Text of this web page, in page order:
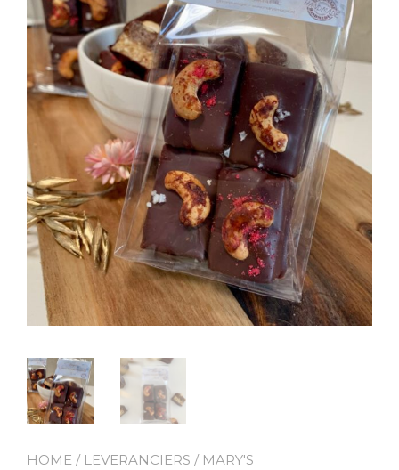
HOME / LEVERANCIERS / MARY'S